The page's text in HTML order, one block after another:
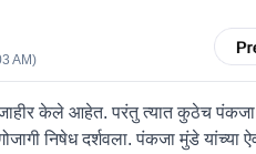
AM)
केले आहेत. परंतु त्यात कुठेच पंकजा
निषेध दर्शवला. पंकजा मुंडे